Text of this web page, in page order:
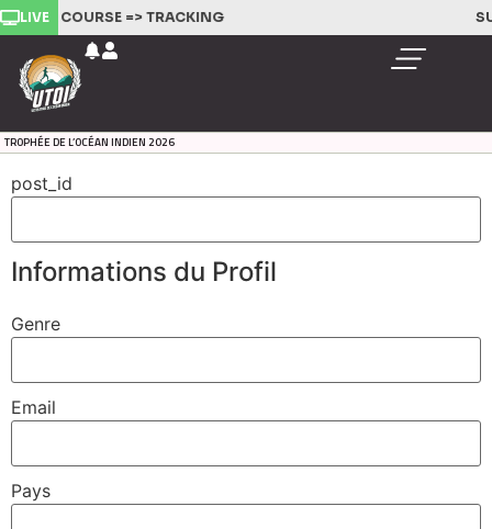
LIVELA COURSE =>TRACKING
TROPHÉE DE L’OCÉAN INDIEN 2026
post_id
Informations du Profil
Genre
Email
Pays